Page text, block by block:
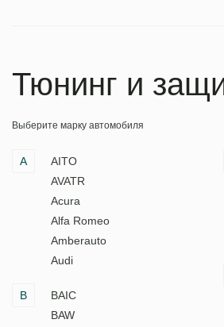
Тюнинг и
Выберите марку автомобиля
A
AITO
AVATR
Acura
Alfa Romeo
Amberauto
Audi
B
BAIC
BAW